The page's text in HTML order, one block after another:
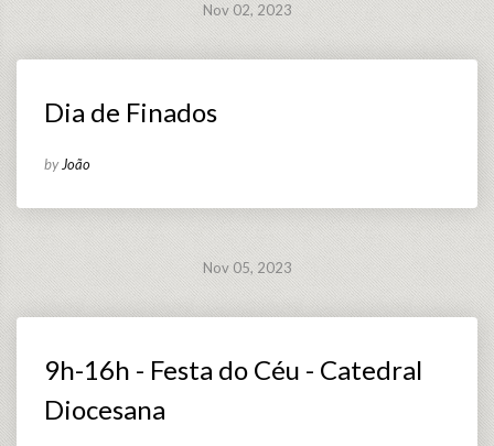
Nov 02, 2023
Dia de Finados
by João
Nov 05, 2023
9h-16h - Festa do Céu - Catedral
Diocesana